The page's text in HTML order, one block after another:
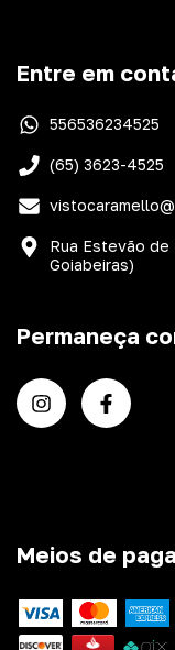
Entre em
556536234525
(65) 3623-4525
Rua Estevão de
Goiabeiras)
Permaneça
Meios de